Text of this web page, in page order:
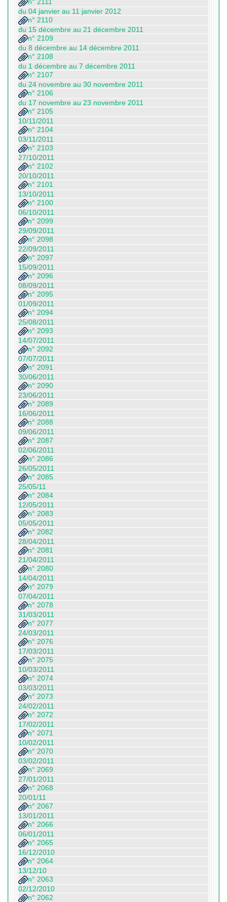
du 04 janvier au 11 janvier 2012
n° 2110
du 15 décembre au 21 décembre 2011
n° 2109
du 8 décembre au 14 décembre 2011
n° 2108
du 1 décembre au 7 décembre 2011
n° 2107
du 24 novembre au 30 novembre 2011
n° 2106
du 17 novembre au 23 novembre 2011
n° 2105
10/11/2011
n° 2104
03/11/2011
n° 2103
27/10/2011
n° 2102
20/10/2011
n° 2101
13/10/2011
n° 2100
06/10/2011
n° 2099
29/09/2011
n° 2098
22/09/2011
n° 2097
15/09/2011
n° 2096
08/09/2011
n° 2095
01/09/2011
n° 2094
25/08/2011
n° 2093
14/07/2011
n° 2092
07/07/2011
n° 2091
30/06/2011
n° 2090
23/06/2011
n° 2089
16/06/2011
n° 2088
09/06/2011
n° 2087
02/06/2011
n° 2086
26/05/2011
n° 2085
25/05/11
n° 2084
12/05/2011
n° 2083
05/05/2011
n° 2082
28/04/2011
n° 2081
21/04/2011
n° 2080
14/04/2011
n° 2079
07/04/2011
n° 2078
31/03/2011
n° 2077
24/03/2011
n° 2076
17/03/2011
n° 2075
10/03/2011
n° 2074
03/03/2011
n° 2073
24/02/2011
n° 2072
17/02/2011
n° 2071
10/02/2011
n° 2070
03/02/2011
n° 2069
27/01/2011
n° 2068
20/01/11
n° 2067
13/01/2011
n° 2066
06/01/2011
n° 2065
16/12/2010
n° 2064
13/12/10
n° 2063
02/12/2010
n° 2062